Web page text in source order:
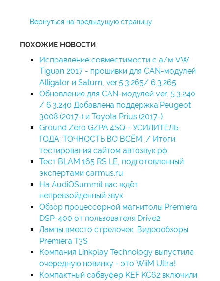
Вернуться на предыдущую страницу
ПОХОЖИЕ НОВОСТИ
Исправление совместимости с а/м VW
Tiguan 2017 - прошивки для CAN-модулей
Alligator и Saturn, ver.5.3.265/ 6.3.265
Обновление для CAN-модулей ver. 5.3.240
/ 6.3.240 Добавлена поддержка:Peugeot
3008 (2017-) и Toyota Prius (2017-)
Ground Zero GZPA 4SQ - УСИЛИТЕЛЬ
ГОДА: ТОЧНОСТЬ ВО ВСЁМ. / Итоги
тестирования сайтом автозвук.рф.
Тест BLAM 165 RS LE, подготовленный
экспертами carmus.ru
На AudiOSummit вас ждёт
непревзойденный звук
Обзор процессорной магнитолы Premiera
DSP-400 от пользователя Drive2
Лампы вместо стрелочек. Видеообзоры
Premiera T3S
Компания Linkplay Technology выпустила
очередную новинку - это WiiM Ultra!
Компактный сабвуфер KEF KC62 включили